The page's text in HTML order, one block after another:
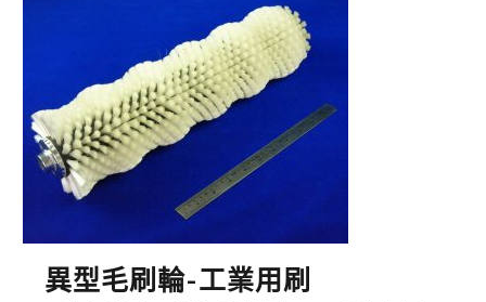
異型毛刷輪-工業用刷